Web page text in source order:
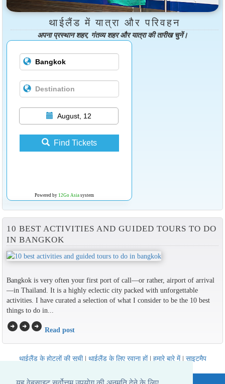
थाईलैंड में यात्रा और परिवहन
अपना प्रस्थान शहर, गंतव्य शहर और यात्रा की तारीख चुनें।
August, 12
Find Tickets
Powered by 12Go Asiasystem
10 BEST ACTIVITIES AND GUIDED TOURS TO DO
IN BANGKOK
Bangkok is very often your first port of call—or rather, airport of arrival
—in Thailand. It is a highly eclectic city packed with unforgettable
activities. I have curated a selection of what I consider to be the 10 best
things to do in...
arrow_circle_rightarrow_circle_rightarrow_circle_right Read post
थाईलैंड के होटलों की सूची| थाईलैंड के लिए रवाना हों| हमारे बारे में| साइटमैप